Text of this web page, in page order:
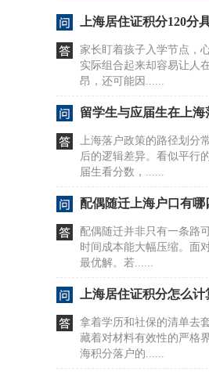
上海居住证积分120分
家长盯着孩子入学节点，
实际组合起来却容易让人
昂，还可能因......
留学生与应届生在上
上海落户政策的路径划分
后的逻辑差异。看似平行
届生看分数，......
配偶随迁上海户口有哪
配偶随迁并非只有一条路
时间成本能大幅压缩。面
最优解。若......
上海居住证积分怎么
拿着学历和社保的清单去
藏着对材料有效性的严格
海积分落户的......